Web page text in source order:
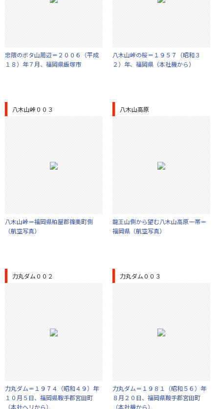
忠隈のボタ山周辺＝２００６（平成
１８）年７月、福岡県飯塚市
八木山峠の桜＝１９５７（昭和３
２）年、福岡県（本社機から）
八木山峠００３
八木山峠＝福岡県粕屋郡篠栗町側
（航空写真）
八木山高原
龍王山側から望む八木山高原一帯＝
福岡県（航空写真）
力丸ダム００２
力丸ダム＝１９７４（昭和４９）年
１０月５日、福岡県鞍手郡宮田町
（本社ヘリから）
力丸ダム００３
力丸ダム＝１９８１（昭和５６）年
８月２０日、福岡県鞍手郡宮田町
（本社機から）